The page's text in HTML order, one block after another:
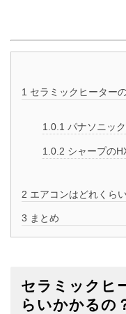
1 セラミックヒーター
1.0.1 パナソニッ
1.0.2 シャープの
2 エアコンはどれくら
3 まとめ
セラミックヒ
らいかかるの